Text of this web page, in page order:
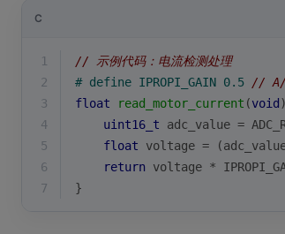
C
1
// 示例代码：电流检测处理
2
# define IPROPI_GAIN 0.5 // A/
3
float read_motor_current (void )
4
uint16_t adc_value =
5
float voltage =
6
return voltage *
7
}